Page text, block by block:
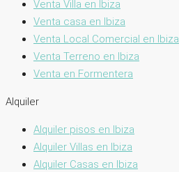
Venta Villa en Ibiza
Venta casa en Ibiza
Venta Local Comercial en Ibiza
Venta Terreno en Ibiza
Venta en Formentera
Alquiler
Alquiler pisos en Ibiza
Alquiler Villas en Ibiza
Alquiler Casas en Ibiza